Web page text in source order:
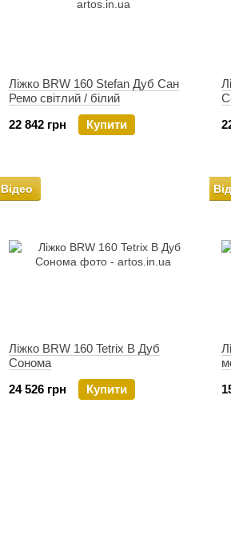
Ліжко BRW 160 Stefan Дуб Сан
Ремо світлий / білий
22 842 грн
Купити
Відео
Ліжко BRW 160 Tetrix B Дуб
Сонома
24 526 грн
Купити